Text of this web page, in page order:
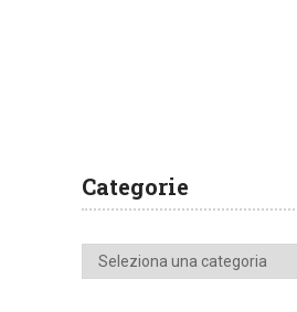
Categorie
Categorie